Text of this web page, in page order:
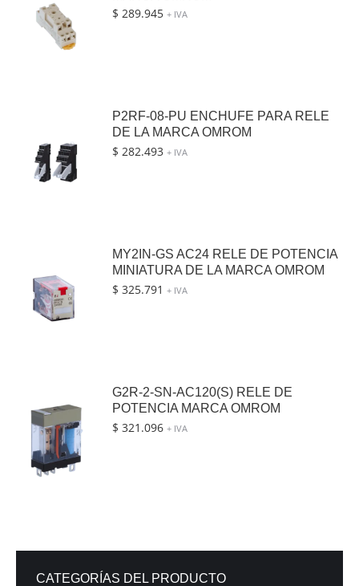
$ 289.945 + IVA
P2RF-08-PU ENCHUFE PARA RELE
DE LA MARCA OMROM
$ 282.493 + IVA
MY2IN-GS AC24 RELE DE POTENCIA
MINIATURA DE LA MARCA OMROM
$ 325.791 + IVA
G2R-2-SN-AC120(S) RELE DE
POTENCIA MARCA OMROM
$ 321.096 + IVA
CATEGORÍAS DEL PRODUCTO